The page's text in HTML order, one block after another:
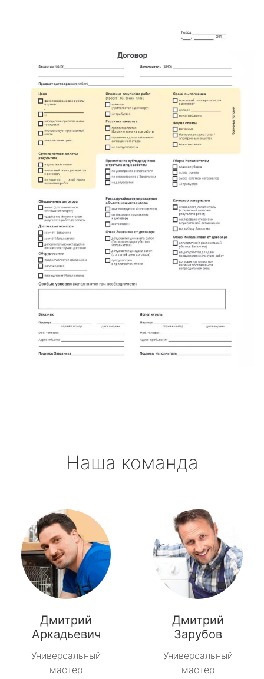
Наша команда
Дмитрий
Аркадьевич
Универсальный
мастер
Дмитрий
Зарубов
Универсальный
мастер